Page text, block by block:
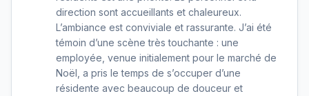
direction sont accueillants et chaleureux.
L’ambiance est conviviale et rassurante. J’ai été
témoin d’une scène très touchante : une
employée, venue initialement pour le marché de
Noël, a pris le temps de s’occuper d’une
résidente avec beaucoup de douceur et